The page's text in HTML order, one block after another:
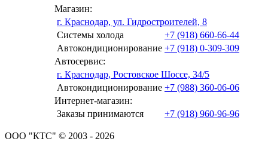
Магазин:
г. Краснодар, ул. Гидростроителей, 8
Системы холода
+7 (918) 660-66-44
Автокондиционирование +7 (918) 0-309-309
Автосервис:
г. Краснодар, Ростовское Шоссе, 34/5
Автокондиционирование +7 (988) 360-06-06
Интернет-магазин:
Заказы принимаются
+7 (918) 960-96-96
ООО "КТС" © 2003 - 2026